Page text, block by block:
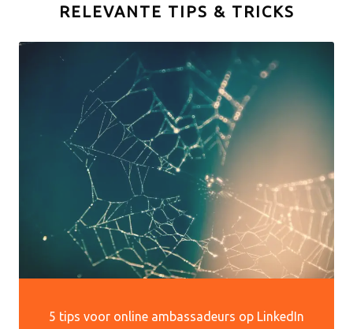
RELEVANTE TIPS & TRICKS
5 tips voor online ambassadeurs op LinkedIn